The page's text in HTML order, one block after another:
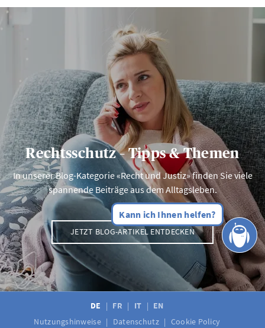
Rechtsschutz – Tipps & Themen
In unserer Blog-Kategorie «Recht und Justiz» finden Sie viele
spannende Beiträge aus dem Alltagsleben.
JETZT BLOG-ARTIKEL ENTDECKEN
Kann ich Ihnen helfen?
DE FR IT
EN
Nutzungshinweise
Datenschutz
Cookie Policy